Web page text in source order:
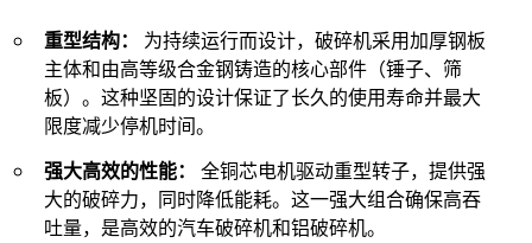
重型结构： 为持续运行而设计，破碎机采用加厚钢板
主体和由高等级合金钢铸造的核心部件（锤子、筛
板）。这种坚固的设计保证了长久的使用寿命并最大
限度减少停机时间。
强大高效的性能：
全铜芯电机驱动重型转子，提供强
大的破碎力，同时降低能耗。这一强大组合确保高吞
吐量，是高效的汽车破碎机和铝破碎机。